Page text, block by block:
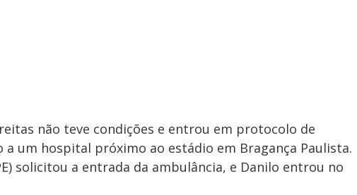
não teve condições e entrou em protocolo de
a um hospital próximo ao estádio em Bragança Paulista.
solicitou a entrada da ambulância, e Danilo entrou no